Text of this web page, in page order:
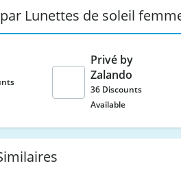
Lunettes de soleil
Privé by
Zalando
36 Discounts
Available